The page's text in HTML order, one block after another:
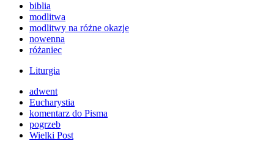
biblia
modlitwa
modlitwy na różne okazje
nowenna
różaniec
Liturgia
adwent
Eucharystia
komentarz do Pisma
pogrzeb
Wielki Post